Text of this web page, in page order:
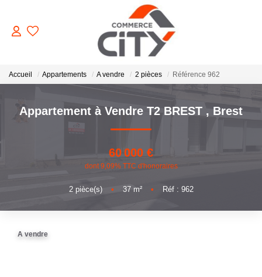
ACHETER
VENDRE
LOUER
Accueil Appartements A vendre 2 pièces Référence 962
Appartement à Vendre T2 BREST , Brest
60 000 €
dont 9,09% TTC d'honoraires
2pièce(s) • 37m² • Réf : 962
A vendre